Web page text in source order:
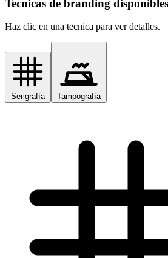
Tecnicas de branding disponibles
Haz clic en una tecnica para ver detalles.
Serigrafía Tampografía